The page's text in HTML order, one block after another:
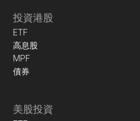
投資港股
ETF
高息股
MPF
債券
美股投資